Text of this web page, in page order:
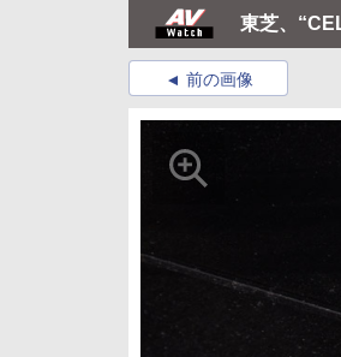
東芝、
前の画像